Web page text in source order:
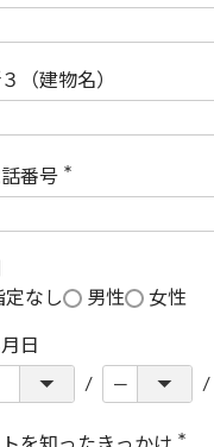
(
須
（建物名）
番号
(
須
定なし
男性 女性
日